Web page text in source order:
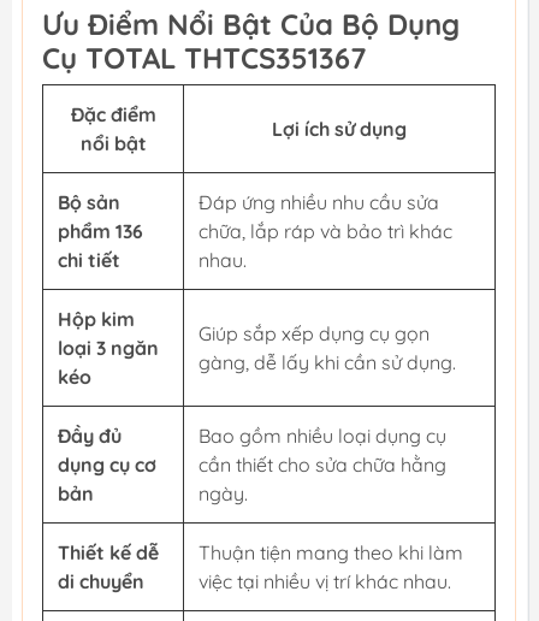
Ưu Điểm Nổi Bật Của Bộ Dụng
Cụ TOTAL THTCS351367
Đặc điểm
nổi bật
Lợi ích sử dụng
Bộ sản
phẩm 136
chi tiết
Đáp ứng nhiều nhu cầu sửa
chữa, lắp ráp và bảo trì khác
nhau.
Hộp kim
loại 3 ngăn
kéo
Giúp sắp xếp dụng cụ gọn
gàng, dễ lấy khi cần sử dụng.
Đầy đủ
dụng cụ cơ
bản
Bao gồm nhiều loại dụng cụ
cần thiết cho sửa chữa hằng
ngày.
Thiết kế dễ
di chuyển
Thuận tiện mang theo khi làm
việc tại nhiều vị trí khác nhau.